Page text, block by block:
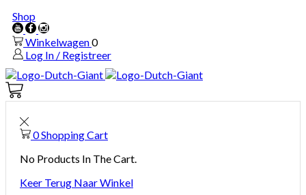
Shop
Youtube
Facebook
Instagram
Winkelwagen0
Log In / Registreer
0Shopping Cart
No Products In The Cart.
Keer Terug Naar Winkel